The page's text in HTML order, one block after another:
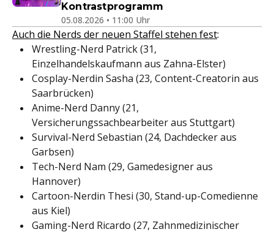
Kontrastprogramm
05.08.2026 • 11:00 Uhr
Auch die Nerds der neuen Staffel stehen fest:
Wrestling-Nerd Patrick (31,
Einzelhandelskaufmann aus Zahna-Elster)
Cosplay-Nerdin Sasha (23, Content-Creatorin aus
Saarbrücken)
Anime-Nerd Danny (21,
Versicherungssachbearbeiter aus Stuttgart)
Survival-Nerd Sebastian (24, Dachdecker aus
Garbsen)
Tech-Nerd Nam (29, Gamedesigner aus
Hannover)
Cartoon-Nerdin Thesi (30, Stand-up-Comedienne
aus Kiel)
Gaming-Nerd Ricardo (27, Zahnmedizinischer